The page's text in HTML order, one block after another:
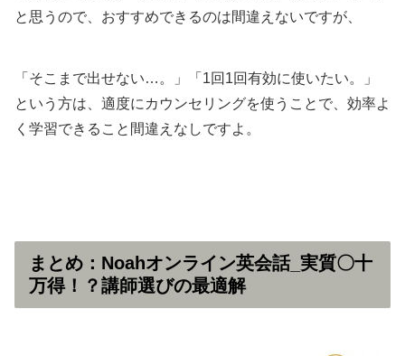
と思うので、おすすめできるのは間違えないですが、
「そこまで出せない…。」「1回1回有効に使いたい。」
という方は、適度にカウンセリングを使うことで、効率よ
く学習できること間違えなしですよ。
まとめ：Noahオンライン英会話_実質〇十
万得！？講師選びの最適解